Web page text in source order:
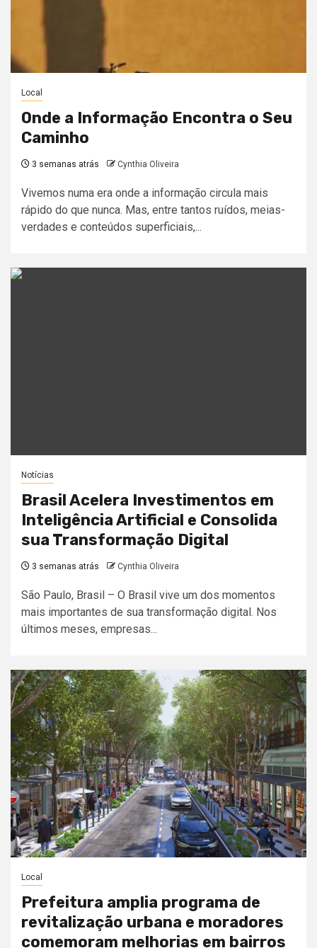
Local
Onde a Informação Encontra o Seu
Caminho
3 semanas atrás Cynthia Oliveira
Vivemos numa era onde a informação circula mais
rápido do que nunca. Mas, entre tantos ruídos, meias-
verdades e conteúdos superficiais,...
Notícias
Brasil Acelera Investimentos em
Inteligência Artificial e Consolida
sua Transformação Digital
3 semanas atrás Cynthia Oliveira
São Paulo, Brasil – O Brasil vive um dos momentos
mais importantes de sua transformação digital. Nos
últimos meses, empresas...
Local
Prefeitura amplia programa de
revitalização urbana e moradores
comemoram melhorias em bairros